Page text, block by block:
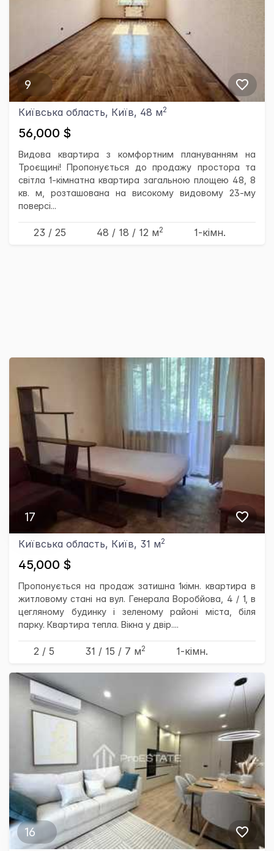
9
Київська область, Київ, 48 м2
56,000 $
Видова квартира з комфортним плануванням на
Троєщині! Пропонується до продажу простора та
світла 1-кімнатна квартира загальною площею 48, 8
кв. м, розташована на високому видовому 23-му
поверсі...
23 / 25 48 / 18 / 12 м2 1-кімн.
17
Київська область, Київ, 31 м2
45,000 $
Пропонується на продаж затишна 1кімн. квартира в
житловому стані на вул. Генерала Воробйова, 4 / 1, в
цегляному будинку і зеленому районі міста, біля
парку. Квартира тепла. Вікна у двір....
2 / 5 31 / 15 / 7 м2 1-кімн.
16